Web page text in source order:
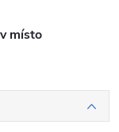
místo